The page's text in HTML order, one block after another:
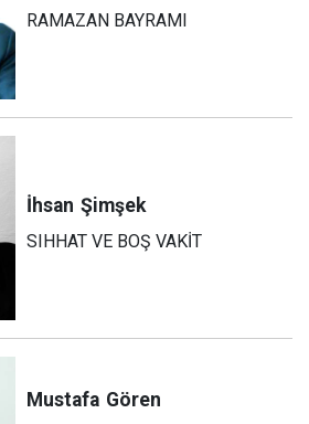
RAMAZAN BAYRAMI
İhsan Şimşek
SIHHAT VE BOŞ VAKİT
Mustafa Gören